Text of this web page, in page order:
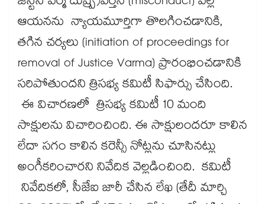
ఆయనను న్యాయమూర్తిగా తొలగించడానికి,
తగిన చర్యలు (initiation of proceedings for
removal of Justice Varma) ప్రారంభించడానికి
సరిపోతుందని త్రిసభ్య కమిటీ సిఫార్సు చేసింది.
ఈ విచారణలో త్రిసభ్య కమిటీ 10 మంది
సాక్షులను విచారించింది. ఈ సాక్షులందరూ కాలిన
లేదా సగం కాలిన కరెన్సీ నోట్లను చూసినట్లు
అంగీకరించారని నివేదిక వెల్లడించింది. కమిటీ
నివేదికలో, సీజేఐ జారీ చేసిన లేఖ (తేదీ మార్చి